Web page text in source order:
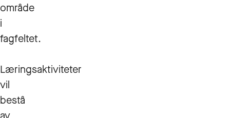
område
i
fagfeltet.
Læringsaktiviteter
vil
bestå